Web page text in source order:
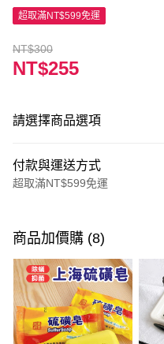
超取滿NT$599免運
NT$300
NT$255
請選擇商品選項
付款與運送方式
超取滿NT$599免運
信用卡一次付款
超商取貨付款
LINE Pay
Apple Pay
商品加價購 (8)